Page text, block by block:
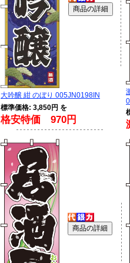
大吟醸 紺 のぼり 005JN0198IN
標準価格: 3,850円 を
格安特価 970円